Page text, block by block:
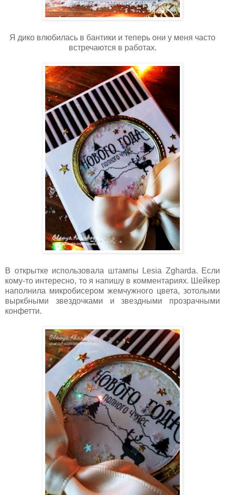
Я дико влюбилась в бантики и теперь они у меня часто
встречаются в работах.
В открытке использовала штампы Lesia Zgharda. Если
кому-то интересно, то я напишу в комментариях. Шейкер
наполнила микробисером жемчужного цвета, зотолыми
выркбными звездочками и звездными прозрачными
конфетти.